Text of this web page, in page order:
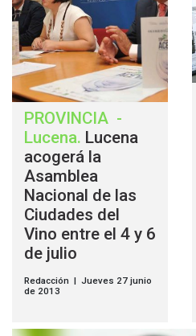
PROVINCIA -
Lucena. Lucena
acogerá la
Asamblea
Nacional de las
Ciudades del
Vino entre el 4 y 6
de julio
Redacción | Jueves 27 junio
de 2013